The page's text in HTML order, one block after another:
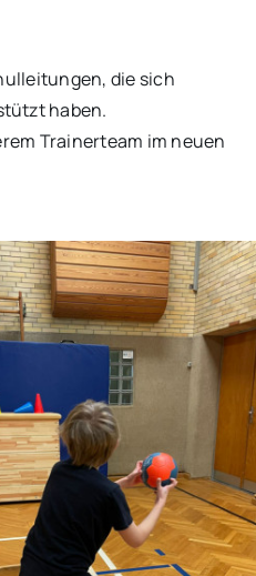
die sich
haben.
Trainerteam im neuen